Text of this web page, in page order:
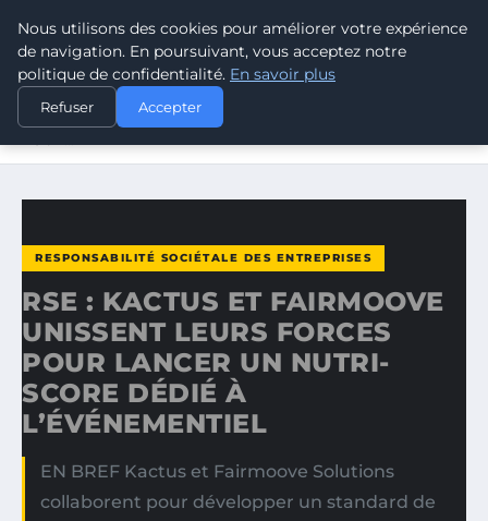
CLIMATE RESPONSE BLOG
ACCUEIL
RESPONSABILITÉ SOCIÉTALE DES ENTREPRISES
RSE : KACTUS ET FAIRMOOVE UNISSENT LEURS FORCES
RESPONSABILITÉ SOCIÉTALE DES ENTREPRISES
RSE : KACTUS ET FAIRMOOVE
UNISSENT LEURS FORCES
POUR LANCER UN NUTRI-
SCORE DÉDIÉ À
L’ÉVÉNEMENTIEL
EN BREF Kactus et Fairmoove Solutions
collaborent pour développer un standard de
Nous utilisons des cookies pour améliorer votre expérience
de navigation. En poursuivant, vous acceptez notre
politique de confidentialité. En savoir plus
Refuser Accepter